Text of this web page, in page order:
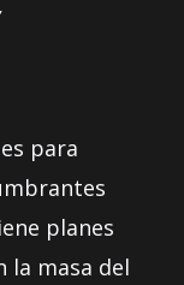
para
planes
la masa del